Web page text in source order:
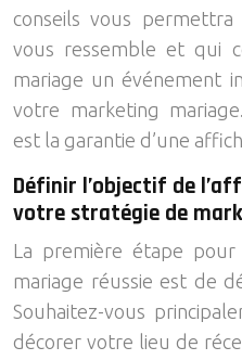
conseils vous
vous ressemble et qui
mariage un événement
votre marketing
est la garantie d’une
Définir l’objectif de
votre stratégie de
La première étape
mariage réussie est de
Souhaitez-vous
décorer votre lieu de